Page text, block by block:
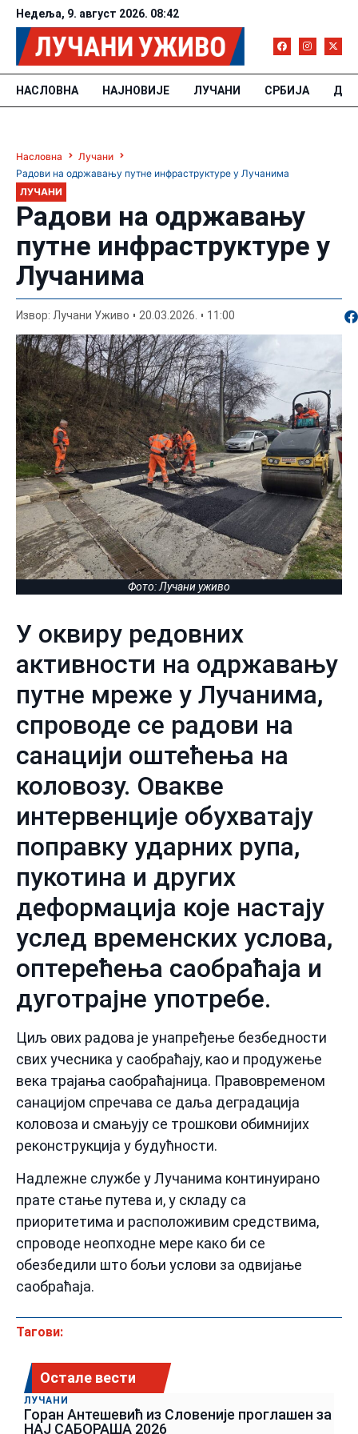
Недеља, 9. август 2026. 08:42
НАСЛОВНА НАЈНОВИЈЕ ЛУЧАНИ СРБИЈА
Насловна
Лучани
Радови на одржавању путне инфраструктуре у Лучанима
ЛУЧАНИ
Радови на одржавању
путне инфраструктуре у
Лучанима
Извор: Лучани Уживо 20.03.2026. 11:00
Фото: Лучани уживо
У оквиру редовних
активности на одржавању
путне мреже у Лучанима,
спроводе се радови на
санацији оштећења на
коловозу. Овакве
интервенције обухватају
поправку ударних рупа,
пукотина и других
деформација које настају
услед временских услова,
оптерећења саобраћаја и
дуготрајне употребе.
Циљ ових радова је унапређење безбедности
свих учесника у саобраћају, као и продужење
века трајања саобраћајница. Правовременом
санацијом спречава се даља деградација
коловоза и смањују се трошкови обимнијих
реконструкција у будућности.
Надлежне службе у Лучанима континуирано
прате стање путева и, у складу са
приоритетима и расположивим средствима,
спроводе неопходне мере како би се
обезбедили што бољи услови за одвијање
саобраћаја.
Тагови:
Остале вести
ЛУЧАНИ
Горан Антешевић из Словеније проглашен за
НАЈ САБОРАША 2026